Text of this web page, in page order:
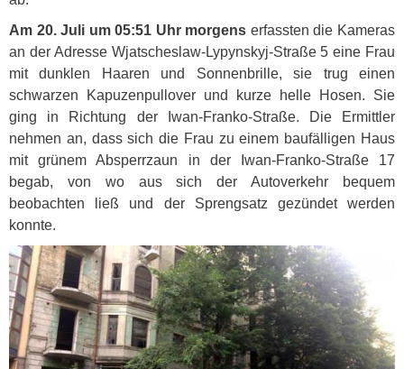
Am 20. Juli um 05:51 Uhr morgens erfassten die Kameras
an der Adresse Wjatscheslaw-Lypynskyj-Straße 5 eine Frau
mit dunklen Haaren und Sonnenbrille, sie trug einen
schwarzen Kapuzenpullover und kurze helle Hosen. Sie
ging in Richtung der Iwan-Franko-Straße. Die Ermittler
nehmen an, dass sich die Frau zu einem baufälligen Haus
mit grünem Absperrzaun in der Iwan-Franko-Straße 17
begab, von wo aus sich der Autoverkehr bequem
beobachten ließ und der Sprengsatz gezündet werden
konnte.